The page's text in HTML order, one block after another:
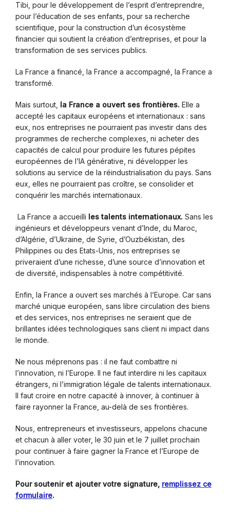
Tibi, pour le développement de l’esprit d’entreprendre,
pour l’éducation de ses enfants, pour sa recherche
scientifique, pour la construction d’un écosystème
financier qui soutient la création d’entreprises, et pour la
transformation de ses services publics.
La France a financé, la France a accompagné, la France a
transformé.
Mais surtout, la France a ouvert ses frontières. Elle a
accepté les capitaux européens et internationaux : sans
eux, nos entreprises ne pourraient pas investir dans des
programmes de recherche complexes, ni acheter des
capacités de calcul pour produire les futures pépites
européennes de l’IA générative, ni développer les
solutions au service de la réindustrialisation du pays. Sans
eux, elles ne pourraient pas croître, se consolider et
conquérir les marchés internationaux.
La France a accueilli les talents internationaux. Sans les
ingénieurs et développeurs venant d’Inde, du Maroc,
d’Algérie, d’Ukraine, de Syrie, d’Ouzbékistan, des
Philippines ou des Etats-Unis, nos entreprises se
priveraient d’une richesse, d’une source d’innovation et
de diversité, indispensables à notre compétitivité.
Enfin, la France a ouvert ses marchés à l’Europe. Car sans
marché unique européen, sans libre circulation des biens
et des services, nos entreprises ne seraient que de
brillantes idées technologiques sans client ni impact dans
le monde.
Ne nous méprenons pas : il ne faut combattre ni
l’innovation, ni l’Europe. Il ne faut interdire ni les capitaux
étrangers, ni l’immigration légale de talents internationaux.
Il faut croire en notre capacité à innover, à continuer à
faire rayonner la France, au-delà de ses frontières.
Nous, entrepreneurs et investisseurs, appelons chacune
et chacun à aller voter, le 30 juin et le 7 juillet prochain
pour continuer à faire gagner la France et l’Europe de
l’innovation.
Pour soutenir et ajouter votre signature, remplissez ce
formulaire.